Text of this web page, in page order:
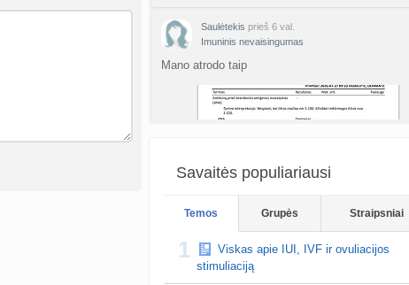
Saulėtekis prieš 6 val.
Imuninis nevaisingumas
Mano atrodo taip
Nėštumas po pagalbinio apvaisinimo
NAD+ su glutatijonu man buvo skirta lašinė, tai
recepto/skyrimo ir susilašinate bet kurioje
NMN yra LT vaistinėse 😀
Savaitės populiariausi
Temos Grupės Straipsniai
1
Viskas apie IUI, IVF ir ovuliacijos
stimuliaciją